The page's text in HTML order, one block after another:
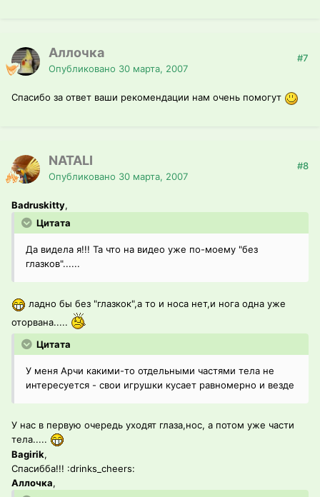
Аллочка
Опубликовано 30 марта, 2007
#7
Спасибо за ответ ваши рекомендации нам очень помогут
NATALI
Опубликовано 30 марта, 2007
#8
Badruskitty,
Цитата
Да видела я!!! Та что на видео уже по-моему "без
глазков"......
ладно бы без "глазкок",а то и носа нет,и нога одна уже
оторвана.....
Цитата
У меня Арчи какими-то отдельными частями тела не
интересуется - свои игрушки кусает равномерно и везде
У нас в первую очередь уходят глаза,нос, а потом уже части
тела.....
Bagirik,
Cпасибба!!! :drinks_cheers:
Аллочка,